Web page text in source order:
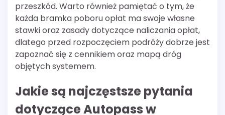
przeszkód. Warto również pamiętać o tym, że
każda bramka poboru opłat ma swoje własne
stawki oraz zasady dotyczące naliczania opłat,
dlatego przed rozpoczęciem podróży dobrze jest
zapoznać się z cennikiem oraz mapą dróg
objętych systemem.
Jakie są najczęstsze pytania
dotyczące Autopass w